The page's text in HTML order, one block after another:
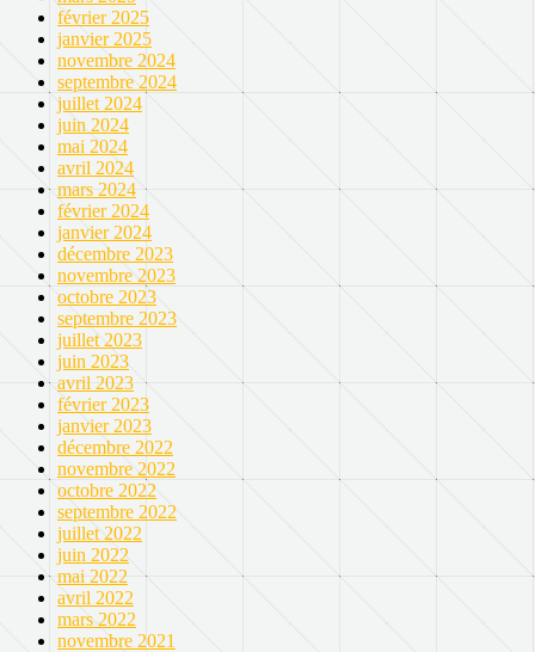
février 2025
janvier 2025
novembre 2024
septembre 2024
juillet 2024
juin 2024
mai 2024
avril 2024
mars 2024
février 2024
janvier 2024
décembre 2023
novembre 2023
octobre 2023
septembre 2023
juillet 2023
juin 2023
avril 2023
février 2023
janvier 2023
décembre 2022
novembre 2022
octobre 2022
septembre 2022
juillet 2022
juin 2022
mai 2022
avril 2022
mars 2022
novembre 2021